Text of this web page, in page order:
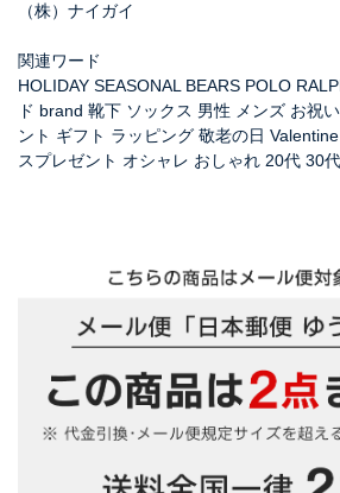
（株）ナイガイ
関連ワード
HOLIDAY SEASONAL BEARS POLO
ド brand 靴下 ソックス 男性 メンズ お祝
ント ギフト ラッピング 敬老の日
スプレゼント オシャレ おしゃれ 20代 30